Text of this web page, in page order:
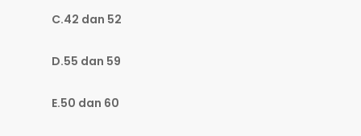
C.42 dan 52
D.55 dan 59
E.50 dan 60